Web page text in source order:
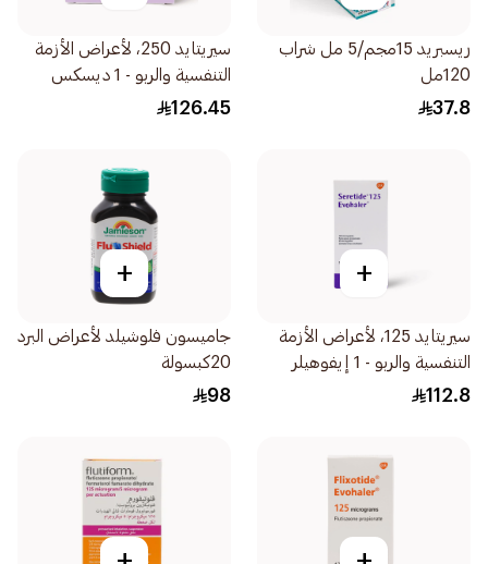
ريسبريد 15مجم/5 مل شراب
120مل
37.8
سيريتايد 250، لأعراض الأزمة
التنفسية والربو - 1 ديسكس
1قطعة
126.45
+
سيريتايد 125، لأعراض الأزمة
التنفسية والربو - 1 إيفوهيلر
1قطعة
112.8
+
جاميسون فلوشيلد لأعراض البرد
20كبسولة
98